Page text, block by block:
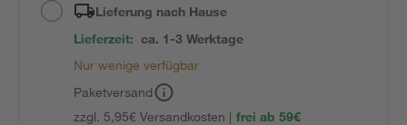
Lieferung nach Hause
Lieferzeit: ca. 1-3 Werktage
Nur wenige verfügbar
Paketversand
zzgl. 5,95€ Versandkosten | frei ab 59€